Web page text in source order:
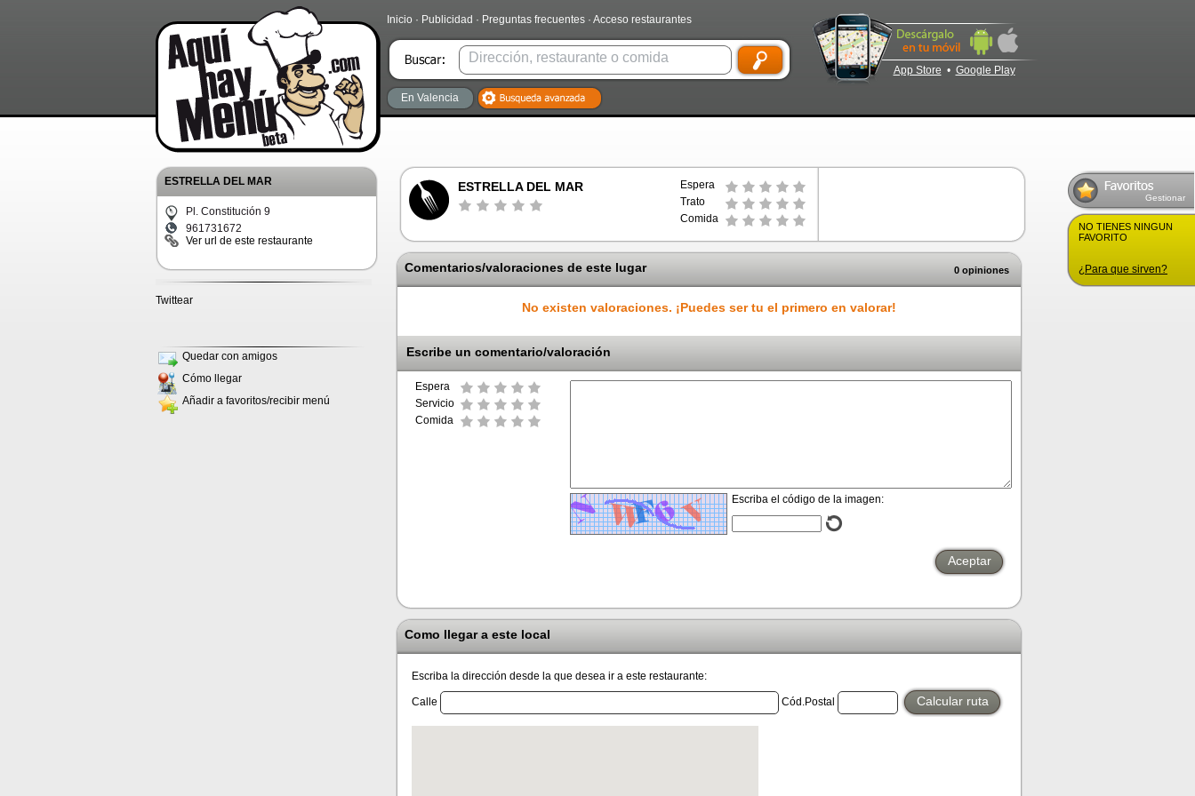
Inicio · Publicidad · Preguntas frecuentes· Acceso restaurantes
App Store • Google Play
En Valencia
Gestionar
NO TIENES NINGUN
FAVORITO
¿Para que sirven?
ESTRELLA DEL MAR
Pl. Constitución 9
961731672
Ver url de este restaurante
Twittear
Quedar con amigos
Cómo llegar
Añadir a favoritos/recibir menú
ESTRELLA DEL MAR
Espera
Trato
Comida
0 opiniones
Comentarios/valoraciones de este lugar
No existen valoraciones. ¡Puedes ser tu el primero en valorar!
Escribe un comentario/valoración
Espera
Servicio
Comida
Escriba el código de la imagen:
Aceptar
Como llegar a este local
Escriba la dirección desde la que desea ir a este restaurante:
Calle Cód.Postal Calcular ruta